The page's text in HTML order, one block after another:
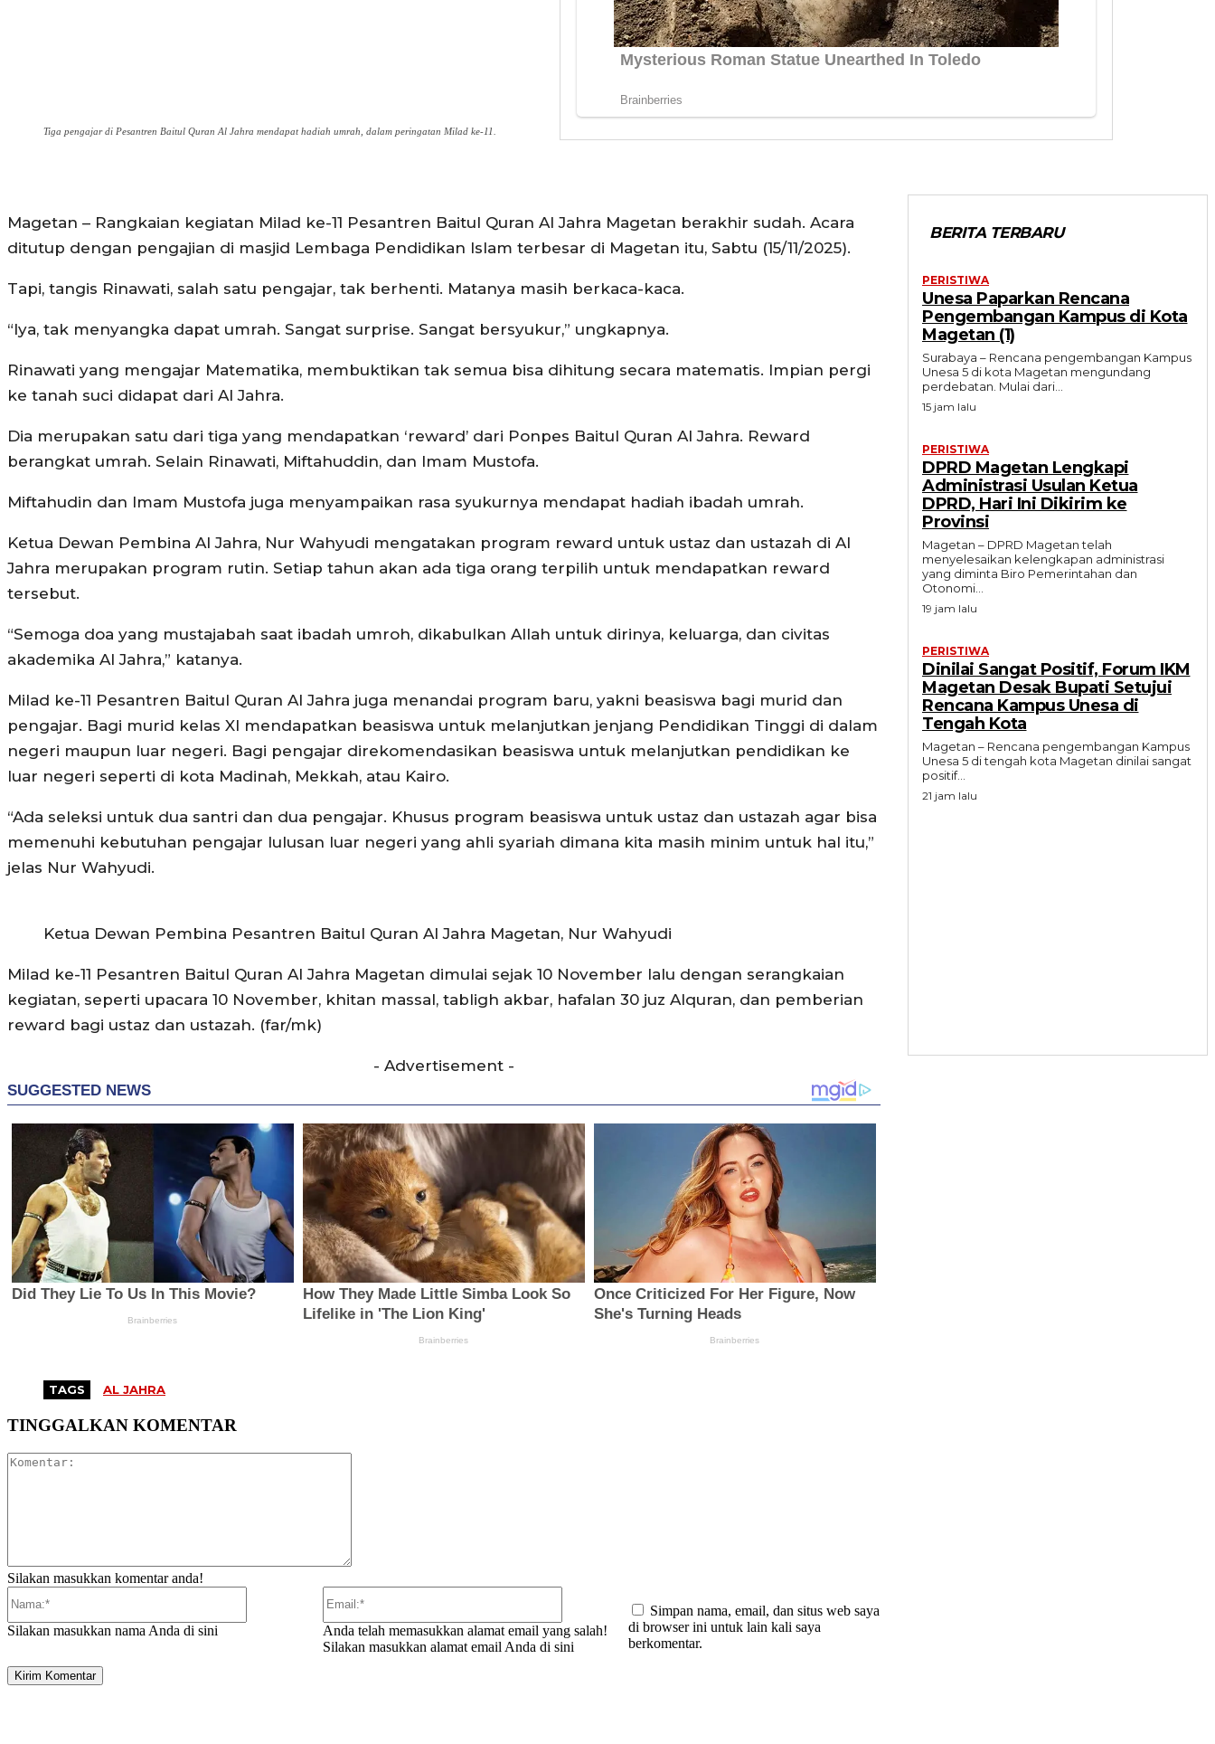
Tiga pengajar di Pesantren Baitul Quran Al Jahra mendapat hadiah umrah, dalam peringatan Milad ke-11.
Magetan – Rangkaian kegiatan Milad ke-11 Pesantren Baitul Quran Al Jahra Magetan berakhir sudah. Acara
ditutup dengan pengajian di masjid Lembaga Pendidikan Islam terbesar di Magetan itu, Sabtu (15/11/2025).
Tapi, tangis Rinawati, salah satu pengajar, tak berhenti. Matanya masih berkaca-kaca.
“Iya, tak menyangka dapat umrah. Sangat surprise. Sangat bersyukur,” ungkapnya.
Rinawati yang mengajar Matematika, membuktikan tak semua bisa dihitung secara matematis. Impian pergi
ke tanah suci didapat dari Al Jahra.
Dia merupakan satu dari tiga yang mendapatkan ‘reward’ dari Ponpes Baitul Quran Al Jahra. Reward
berangkat umrah. Selain Rinawati, Miftahuddin, dan Imam Mustofa.
Miftahudin dan Imam Mustofa juga menyampaikan rasa syukurnya mendapat hadiah ibadah umrah.
Ketua Dewan Pembina Al Jahra, Nur Wahyudi mengatakan program reward untuk ustaz dan ustazah di Al
Jahra merupakan program rutin. Setiap tahun akan ada tiga orang terpilih untuk mendapatkan reward
tersebut.
“Semoga doa yang mustajabah saat ibadah umroh, dikabulkan Allah untuk dirinya, keluarga, dan civitas
akademika Al Jahra,” katanya.
Milad ke-11 Pesantren Baitul Quran Al Jahra juga menandai program baru, yakni beasiswa bagi murid dan
pengajar. Bagi murid kelas XI mendapatkan beasiswa untuk melanjutkan jenjang Pendidikan Tinggi di dalam
negeri maupun luar negeri. Bagi pengajar direkomendasikan beasiswa untuk melanjutkan pendidikan ke
luar negeri seperti di kota Madinah, Mekkah, atau Kairo.
“Ada seleksi untuk dua santri dan dua pengajar. Khusus program beasiswa untuk ustaz dan ustazah agar bisa
memenuhi kebutuhan pengajar lulusan luar negeri yang ahli syariah dimana kita masih minim untuk hal itu,”
jelas Nur Wahyudi.
Ketua Dewan Pembina Pesantren Baitul Quran Al Jahra Magetan, Nur Wahyudi
Milad ke-11 Pesantren Baitul Quran Al Jahra Magetan dimulai sejak 10 November lalu dengan serangkaian
kegiatan, seperti upacara 10 November, khitan massal, tabligh akbar, hafalan 30 juz Alquran, dan pemberian
reward bagi ustaz dan ustazah. (far/mk)
- Advertisement -
TAGS AL JAHRA
TINGGALKAN KOMENTAR
Silakan masukkan komentar anda!
Silakan masukkan nama Anda di sini
Anda telah memasukkan alamat email yang salah!
Silakan masukkan alamat email Anda di sini
Simpan nama, email, dan situs web saya
di browser ini untuk lain kali saya
berkomentar.
BERITA TERBARU
PERISTIWA
Unesa Paparkan Rencana
Pengembangan Kampus di Kota
Magetan (1)
Surabaya – Rencana pengembangan Kampus
Unesa 5 di kota Magetan mengundang
perdebatan. Mulai dari...
15 jam lalu
PERISTIWA
DPRD Magetan Lengkapi
Administrasi Usulan Ketua
DPRD, Hari Ini Dikirim ke
Provinsi
Magetan – DPRD Magetan telah
menyelesaikan kelengkapan administrasi
yang diminta Biro Pemerintahan dan
Otonomi...
19 jam lalu
PERISTIWA
Dinilai Sangat Positif, Forum IKM
Magetan Desak Bupati Setujui
Rencana Kampus Unesa di
Tengah Kota
Magetan – Rencana pengembangan Kampus
Unesa 5 di tengah kota Magetan dinilai sangat
positif...
21 jam lalu